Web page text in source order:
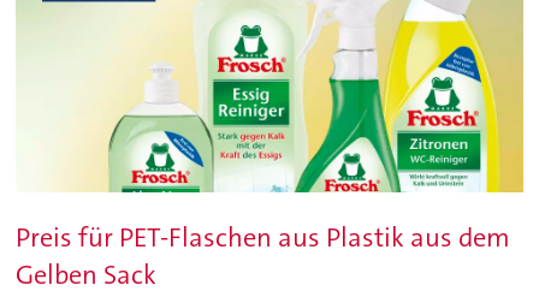
Preis für PET-Flaschen aus Plastik aus dem
Gelben Sack